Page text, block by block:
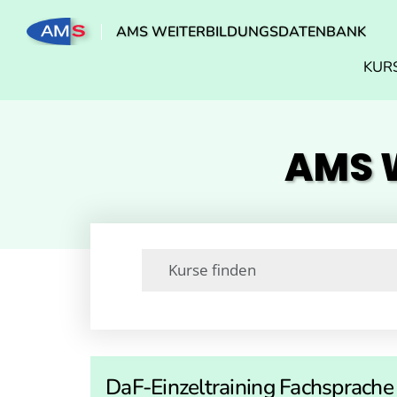
AMS WEITERBILDUNGSDATENBANK
AMS
DaF-Einzeltraining